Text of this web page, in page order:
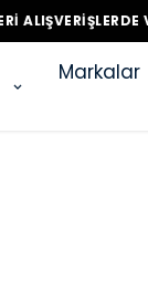
Markalar